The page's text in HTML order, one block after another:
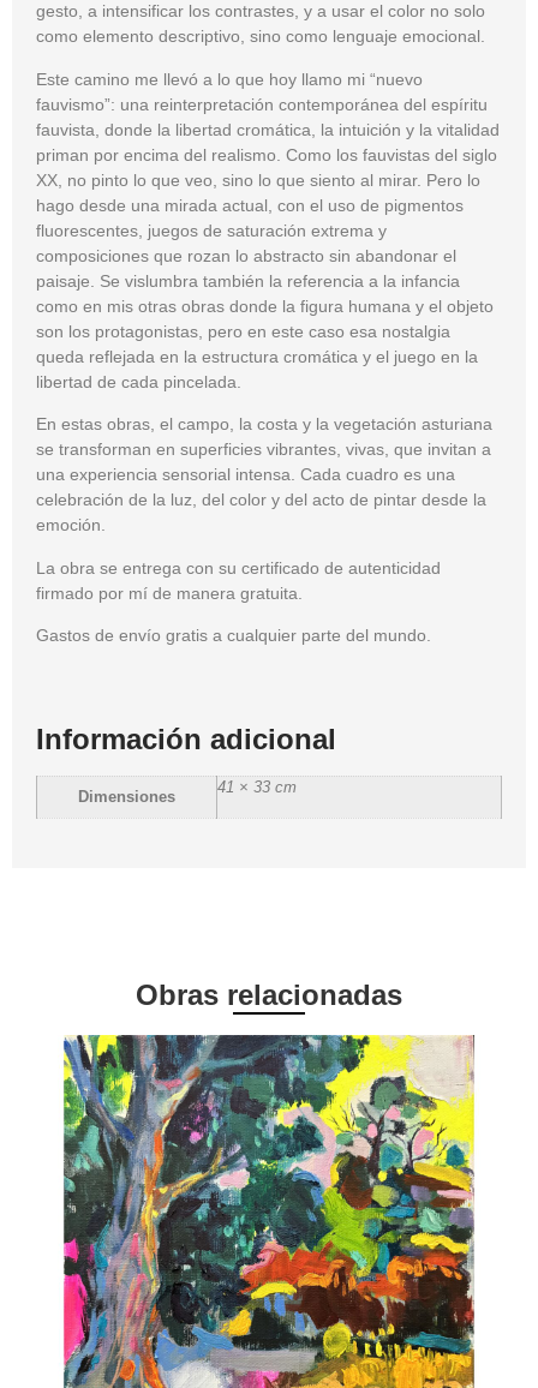
gesto, a intensificar los contrastes, y a usar el color no solo
como elemento descriptivo, sino como lenguaje emocional.
Este camino me llevó a lo que hoy llamo mi “nuevo
fauvismo”: una reinterpretación contemporánea del espíritu
fauvista, donde la libertad cromática, la intuición y la vitalidad
priman por encima del realismo. Como los fauvistas del siglo
XX, no pinto lo que veo, sino lo que siento al mirar. Pero lo
hago desde una mirada actual, con el uso de pigmentos
fluorescentes, juegos de saturación extrema y
composiciones que rozan lo abstracto sin abandonar el
paisaje. Se vislumbra también la referencia a la infancia
como en mis otras obras donde la figura humana y el objeto
son los protagonistas, pero en este caso esa nostalgia
queda reflejada en la estructura cromática y el juego en la
libertad de cada pincelada.
En estas obras, el campo, la costa y la vegetación asturiana
se transforman en superficies vibrantes, vivas, que invitan a
una experiencia sensorial intensa. Cada cuadro es una
celebración de la luz, del color y del acto de pintar desde la
emoción.
La obra se entrega con su certificado de autenticidad
firmado por mí de manera gratuita.
Gastos de envío gratis a cualquier parte del mundo.
Información adicional
Dimensiones
41 × 33 cm
Obras relacionadas